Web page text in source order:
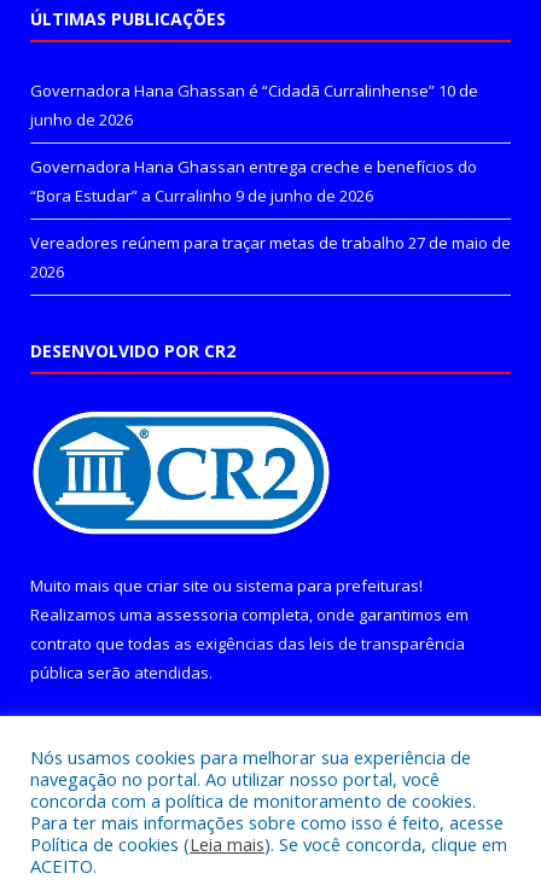
ÚLTIMAS PUBLICAÇÕES
Governadora Hana Ghassan é “Cidadã Curralinhense” 10 de
junho de 2026
Governadora Hana Ghassan entrega creche e benefícios do
“Bora Estudar” a Curralinho 9 de junho de 2026
Vereadores reúnem para traçar metas de trabalho 27 de maio de
2026
DESENVOLVIDO POR CR2
Muito mais que criar site ou sistema para prefeituras!
Realizamos uma assessoria completa, onde garantimos em
contrato que todas as exigências das leis de transparência
pública serão atendidas.
Todos os direitos reservados a Câmara Municipal de Curralinho.
Nós usamos cookies para melhorar sua experiência de
navegação no portal. Ao utilizar nosso portal, você
concorda com a política de monitoramento de cookies.
Para ter mais informações sobre como isso é feito, acesse
Política de cookies (Leia mais). Se você concorda, clique em
ACEITO.